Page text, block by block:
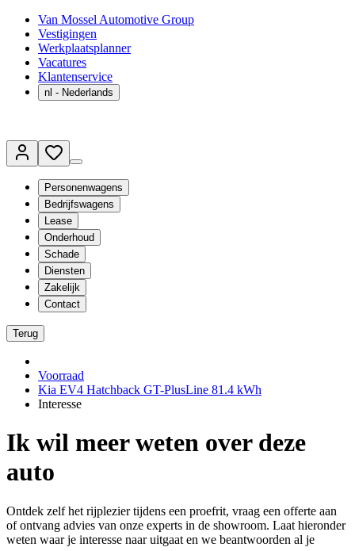
Van Mossel Automotive Group
Vestigingen
Werkplaatsplanner
Vacatures
Klantenservice
nl - Nederlands
Personenwagens
Bedrijfswagens
Lease
Onderhoud
Schade
Diensten
Zakelijk
Contact
Terug
Voorraad
Kia EV4 Hatchback GT-PlusLine 81.4 kWh
Interesse
Ik wil meer weten over deze
auto
Ontdek zelf het rijplezier tijdens een proefrit, vraag een offerte aan
of ontvang advies van onze experts in de showroom. Laat hieronder
weten waar je interesse naar uitgaat en we beantwoorden al je